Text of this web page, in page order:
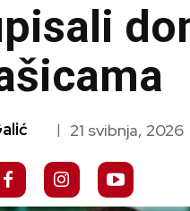
| 21 svibnja, 2026